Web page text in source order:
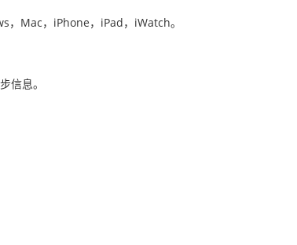
Mac，iPhone，iPad，iWatch。
信息。